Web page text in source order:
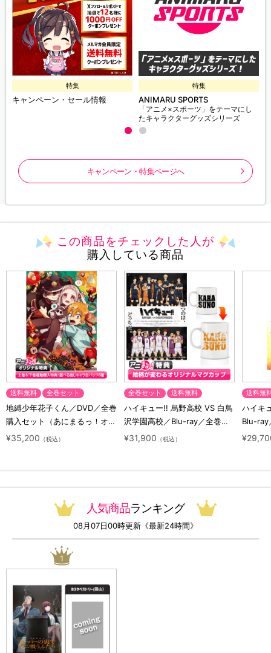
特集
キャンペーン・セール情報
特集
ANIMARU SPORTS
「アニメ×スポーツ」をテーマにし
たキャラクターグッズシリーズ
キャンペーン・特集ページへ
この商品をチェックした人が
購入している商品
送料無料 全巻セット
地縛少年花子くん／DVD／全巻
購入セット（あにまるっ！オリ
ジナル特典付き・送料無料）
¥35,200 （税込）
全巻セット 送料無料
ハイキュー!! 烏野高校 VS 白鳥
沢学園高校／Blu-ray／全巻セ
ット（初回生産限定・アニまる
¥31,900 （税込）
送料無
ハイキ
Blu-ray
ト（初
人気商品ランキング
08月07日00時更新《最新24時間》
1